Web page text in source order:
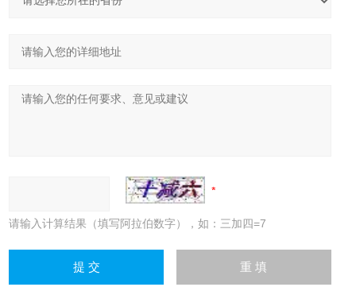
请输入计算结果（填写阿拉伯数字），如：三加四=7